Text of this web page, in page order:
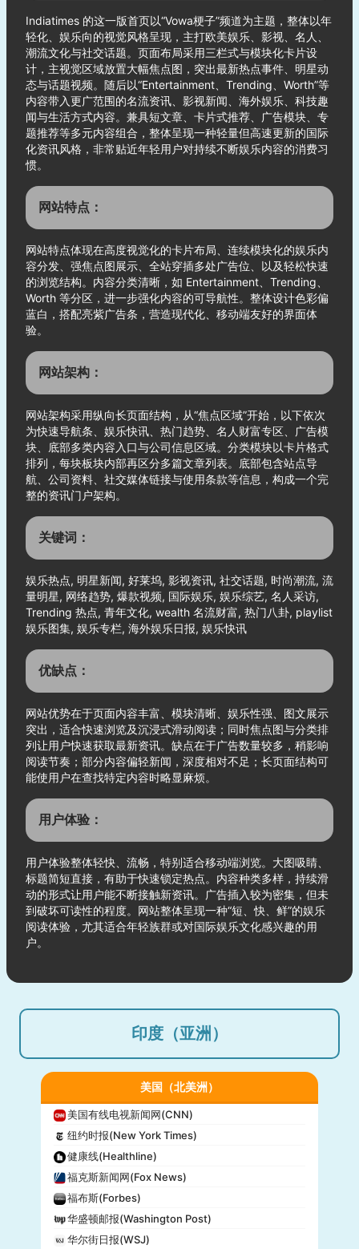
Indiatimes 的这一版首页以“Vowa梗子”频道为主题，整体以年
轻化、娱乐向的视觉风格呈现，主打欧美娱乐、影视、名人、
潮流文化与社交话题。页面布局采用三栏式与模块化卡片设
计，主视觉区域放置大幅焦点图，突出最新热点事件、明星动
态与话题视频。随后以“Entertainment、Trending、Worth”等
内容带入更广范围的名流资讯、影视新闻、海外娱乐、科技趣
闻与生活方式内容。兼具短文章、卡片式推荐、广告模块、专
题推荐等多元内容组合，整体呈现一种轻量但高速更新的国际
化资讯风格，非常贴近年轻用户对持续不断娱乐内容的消费习
惯。
网站特点：
网站特点体现在高度视觉化的卡片布局、连续模块化的娱乐内
容分发、强焦点图展示、全站穿插多处广告位、以及轻松快速
的浏览结构。内容分类清晰，如 Entertainment、Trending、
Worth 等分区，进一步强化内容的可导航性。整体设计色彩偏
蓝白，搭配亮紫广告条，营造现代化、移动端友好的界面体
验。
网站架构：
网站架构采用纵向长页面结构，从“焦点区域”开始，以下依次
为快速导航条、娱乐快讯、热门趋势、名人财富专区、广告模
块、底部多类内容入口与公司信息区域。分类模块以卡片格式
排列，每块板块内部再区分多篇文章列表。底部包含站点导
航、公司资料、社交媒体链接与使用条款等信息，构成一个完
整的资讯门户架构。
关键词：
娱乐热点, 明星新闻, 好莱坞, 影视资讯, 社交话题, 时尚潮流, 流
量明星, 网络趋势, 爆款视频, 国际娱乐, 娱乐综艺, 名人采访,
Trending 热点, 青年文化, wealth 名流财富, 热门八卦, playlist
娱乐图集, 娱乐专栏, 海外娱乐日报, 娱乐快讯
优缺点：
网站优势在于页面内容丰富、模块清晰、娱乐性强、图文展示
突出，适合快速浏览及沉浸式滑动阅读；同时焦点图与分类排
列让用户快速获取最新资讯。缺点在于广告数量较多，稍影响
阅读节奏；部分内容偏轻新闻，深度相对不足；长页面结构可
能使用户在查找特定内容时略显麻烦。
用户体验：
用户体验整体轻快、流畅，特别适合移动端浏览。大图吸睛、
标题简短直接，有助于快速锁定热点。内容种类多样，持续滑
动的形式让用户能不断接触新资讯。广告插入较为密集，但未
到破坏可读性的程度。网站整体呈现一种“短、快、鲜”的娱乐
阅读体验，尤其适合年轻族群或对国际娱乐文化感兴趣的用
户。
印度（亚洲）
美国（北美洲）
美国有线电视新闻网(CNN)
纽约时报(New York Times)
健康线(Healthline)
福克斯新闻网(Fox News)
福布斯(Forbes)
华盛顿邮报(Washington Post)
华尔街日报(WSJ)